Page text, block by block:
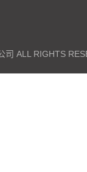
司 ALL RIGHTS